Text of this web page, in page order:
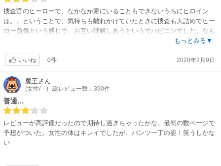
る方が、格好いいかもだけども。。。
訳もわからず宙ぶらりんの家庭生活を続けて、やりたいことをやれる生活
は続けさせてもらってはいるものの、待つばかりの格好で、何一つ夫の行
状を知らされていないヒロイン。
ベッドシーンに言葉による肉感的表現が多く、仕方ないか、とは思うもの
の、ヒロインに肉肉した印象がないだけギャップもある。
放置期間とその辺の熱さにも、メリハリと言えばメリハリだが、そこをど
う思うか、人によるだろう。会いたいときや側に居て欲しいときにいない
けれど、会ったときは燃えてる、そこは、さびしさを埋め合わせているか
どうか、どういう夫婦でありたいのか、人それぞれだと思うから。
何となく、三部作全体を通じて、読者を乗せきれてない、ページ数が少な
くても豊富な内容量を描ける橋本先生の作品にしては、痒いところを沢山
残す三部作だった。
捜査官のヒーローで、なかなか家にいることもできないうちにヒロイン
は。。ということで、気持ちも離れかけていたときに捜査も大詰めでヒー
ロー負傷という感じで、お互い理解しあうというでハピエンでした。なん
もっとみる▼
いいね 0件 2020年2月9日
魔王さん
(女性/－) 総レビュー数：390件
普通…
レビューが高評価だったので期待し過ぎちゃったかな。最初の数ページで
予想がついた。女性の体はキレイでしたが、パンツ一丁の姿！笑うしかな
い